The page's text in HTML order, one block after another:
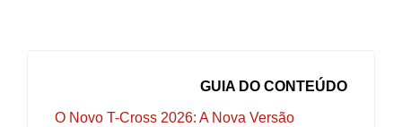
GUIA DO CONTEÚDO
O Novo T-Cross 2026: A Nova Versão